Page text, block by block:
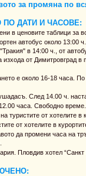
за промяна по
ДАТИ И ЧАСОВЕ:
в ценовите таблици за
автобус около 13:00
в 14:00 ч., от
от Димитровград в
е около 16-18 часа.
След 14.00 ч.
часа. Свободно време.
туристите от хотелите
от хотелите в
да промени часа на
Пловдив хотел